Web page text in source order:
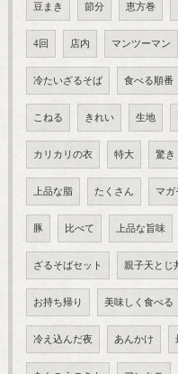
豆まき 節分 恵方巻
4回 店内 マンツーマン
冷たいざるそば 食べる順番
こねる きれい 生地
カリカリの衣 特大 驚き
上品な脂 たくさん マガ
豚 比べて 上品な旨味
ざるそばセット 親子天とじ
お持ち帰り 美味しく食べる
冷え込んだ夜 あんかけ